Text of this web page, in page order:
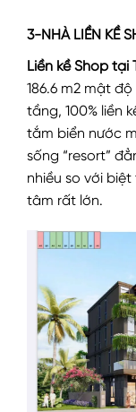
3-NHÀ LIỀN KỀ
Liền kề Shop tại
186.6 m2 mật
tầng, 100% liền
tắm biển nước
sống “resort”
nhiều so với
tâm rất lớn.